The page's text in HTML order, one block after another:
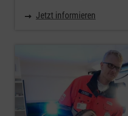
Jetzt informieren